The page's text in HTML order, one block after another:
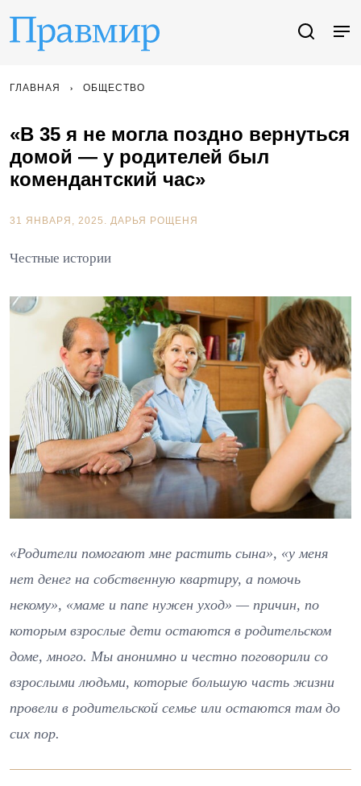
ГЛАВНАЯ ОБЩЕСТВО
«В 35 я не могла поздно вернуться
домой — у родителей был
комендантский час»
31 ЯНВАРЯ, 2025. ДАРЬЯ РОЩЕНЯ
Честные истории
«Родители помогают мне растить сына», «у меня
нет денег на собственную квартиру, а помочь
некому», «маме и папе нужен уход» — причин, по
которым взрослые дети остаются в родительском
доме, много. Мы анонимно и честно поговорили со
взрослыми людьми, которые большую часть жизни
провели в родительской семье или остаются там до
сих пор.